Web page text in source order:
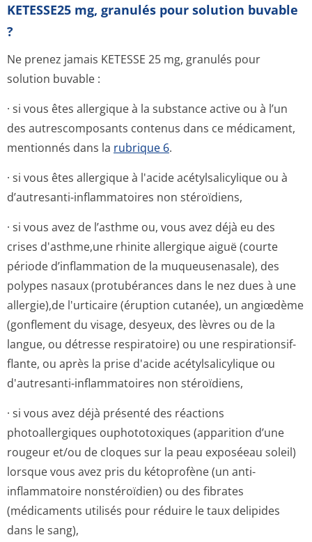
KETESSE25 mg, granulés pour solution buvable
?
Ne prenez jamais KETESSE 25 mg, granulés pour
solution buvable :
· si vous êtes allergique à la substance active ou à l’un
des autrescomposants contenus dans ce médicament,
mentionnés dans la rubrique 6.
· si vous êtes allergique à l'acide acétylsalicylique ou à
d’autresanti-inflammatoires non stéroïdiens,
· si vous avez de l’asthme ou, vous avez déjà eu des
crises d'asthme,une rhinite allergique aiguë (courte
période d’inflammation de la muqueusenasale), des
polypes nasaux (protubérances dans le nez dues à une
allergie),de l'urticaire (éruption cutanée), un angiœdème
(gonflement du visage, desyeux, des lèvres ou de la
langue, ou détresse respiratoire) ou une respirationsif­
flante, ou après la prise d'acide acétylsalicylique ou
d'autresanti-inflammatoires non stéroïdiens,
· si vous avez déjà présenté des réactions
photoallergiques ouphototoxiques (apparition d’une
rougeur et/ou de cloques sur la peau exposéeau soleil)
lorsque vous avez pris du kétoprofène (un anti-
inflammatoire nonstéroïdien) ou des fibrates
(médicaments utilisés pour réduire le taux delipides
dans le sang),